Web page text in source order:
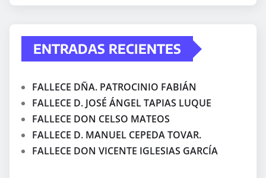
ENTRADAS RECIENTES
FALLECE DÑA. PATROCINIO FABIÁN
FALLECE D. JOSÉ ÁNGEL TAPIAS LUQUE
FALLECE DON CELSO MATEOS
FALLECE D. MANUEL CEPEDA TOVAR.
FALLECE DON VICENTE IGLESIAS GARCÍA